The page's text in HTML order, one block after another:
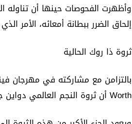
وأظهرت الفحوصات حينها أن
إلحاق الضرر ببطانة أمعائه، الأمر
ثروة ذا روك الحالية
Worth أن ثروة النجم العالمي دواين جونسون Dwayne Johnson تبلغ نحو 800 مليون دولار.